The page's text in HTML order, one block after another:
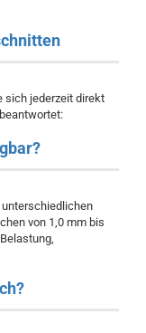
sich jederzeit direkt
von 1,0 mm bis